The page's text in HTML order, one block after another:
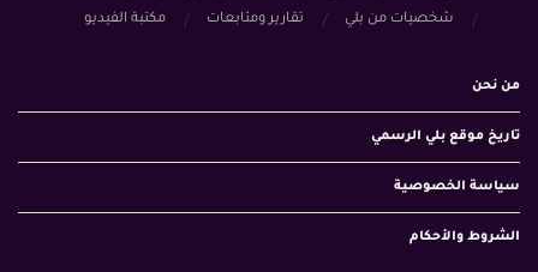
شخصيات من بلي
تقارير ومتابعات مكتبة الفيديو
من نحن
تاريخ موقع بلي الرسمي
سياسة الخصوصية
الشروط والأحكام